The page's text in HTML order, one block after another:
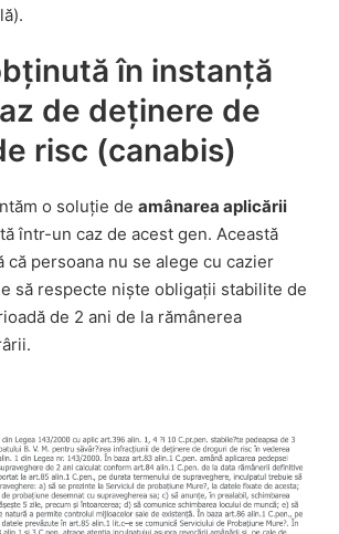
în instanță
de deținere de
risc (canabis)
o soluție de amânarea aplicării
într-un caz de acest gen. Această
că persoana nu se alege cu cazier
să respecte niște obligații stabilite de
de 2 ani de la rămânerea